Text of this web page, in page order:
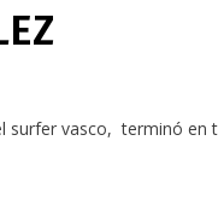
surfer vasco, terminó en